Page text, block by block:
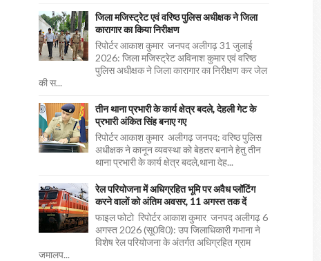
जिला मजिस्ट्रेट एवं वरिष्ठ पुलिस अधीक्षक ने जिला
कारागार का किया निरीक्षण
रिपोर्टर आकाश कुमार जनपद अलीगढ़ 31 जुलाई
2026: जिला मजिस्ट्रेट अविनाश कुमार एवं वरिष्ठ
पुलिस अधीक्षक ने जिला कारागार का निरीक्षण कर जेल
की स...
तीन थाना प्रभारी के कार्य क्षेत्र बदले, देहली गेट के
प्रभारी अंकित सिंह बनाए गए
रिपोर्टर आकाश कुमार अलीगढ़ जनपद: वरिष्ठ पुलिस
अधीक्षक ने कानून व्यवस्था को बेहतर बनाने हेतु तीन
थाना प्रभारी के कार्य क्षेत्र बदले,थाना देह...
रेल परियोजना में अधिग्रहित भूमि पर अवैध प्लॉटिंग
करने वालों को अंतिम अवसर, 11 अगस्त तक दें
फाइल फोटो रिपोर्टर आकाश कुमार जनपद अलीगढ़ 6
अगस्त 2026 (सू0वि0): उप जिलाधिकारी गभाना ने
विशेष रेल परियोजना के अंतर्गत अधिग्रहित ग्राम
जमालप...